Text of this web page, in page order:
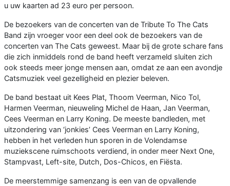
u uw kaarten ad 23 euro per persoon.
De bezoekers van de concerten van de Tribute To The Cats
Band zijn vroeger voor een deel ook de bezoekers van de
concerten van The Cats geweest. Maar bij de grote schare fans
die zich inmiddels rond de band heeft verzameld sluiten zich
ook steeds meer jonge mensen aan, omdat ze aan een avondje
Catsmuziek veel gezelligheid en plezier beleven.
De band bestaat uit Kees Plat, Thoom Veerman, Nico Tol,
Harmen Veerman, nieuweling Michel de Haan, Jan Veerman,
Cees Veerman en Larry Koning. De meeste bandleden, met
uitzondering van ‘jonkies’ Cees Veerman en Larry Koning,
hebben in het verleden hun sporen in de Volendamse
muziekscene ruimschoots verdiend, in onder meer Next One,
Stampvast, Left-site, Dutch, Dos-Chicos, en Fiësta.
De meerstemmige samenzang is een van de opvallende